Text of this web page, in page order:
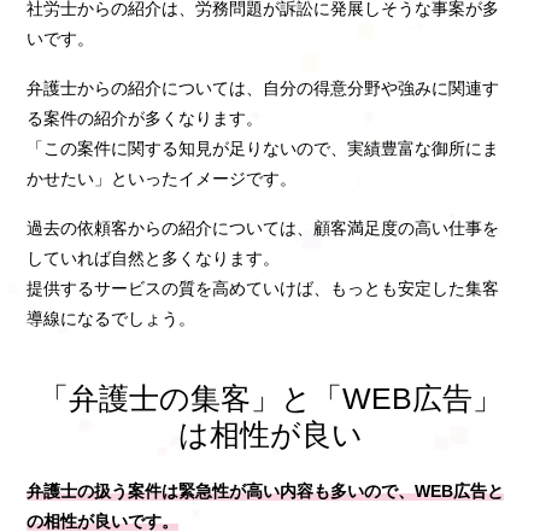
社労士からの紹介は、労務問題が訴訟に発展しそうな事案が多
いです。
弁護士からの紹介については、自分の得意分野や強みに関連す
る案件の紹介が多くなります。
「この案件に関する知見が足りないので、実績豊富な御所にま
かせたい」といったイメージです。
過去の依頼客からの紹介については、顧客満足度の高い仕事を
していれば自然と多くなります。
提供するサービスの質を高めていけば、もっとも安定した集客
導線になるでしょう。
「弁護士の集客」と「WEB広告」
は相性が良い
弁護士の扱う案件は緊急性が高い内容も多いので、WEB広告と
の相性が良いです。